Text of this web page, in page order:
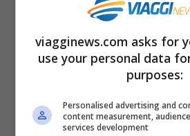
viagginews.com asks for
use your personal data
purposes:
Personalised advertising and
content measurement,
services development